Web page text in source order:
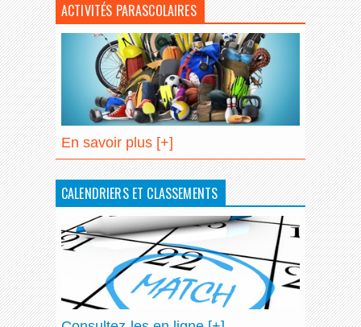
ACTIVITÉS PARASCOLAIRES
En savoir plus [+]
CALENDRIERS ET CLASSEMENTS